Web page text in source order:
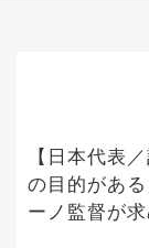
【日本代表
の目的があ
ーノ監督が求